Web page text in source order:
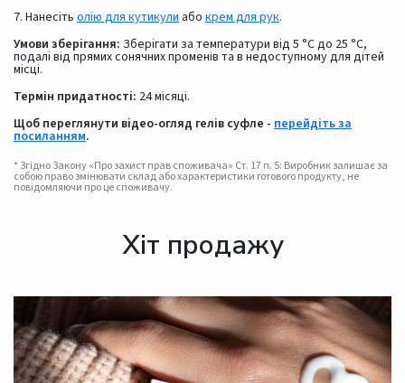
7. Нанесіть олію для кутикули або крем для рук.
Умови зберігання: Зберігати за температури від 5 °C до 25 °C,
подалі від прямих сонячних променів та в недоступному для дітей
місці.
Термін придатності: 24 місяці.
Щоб переглянути відео-огляд гелів суфле - перейдіть за
посиланням.
* Згідно Закону «Про захист прав споживача» Ст. 17 п. 5: Виробник залишає за
собою право змінювати склад або характеристики готового продукту, не
повідомляючи про це споживачу.
Хіт продажу